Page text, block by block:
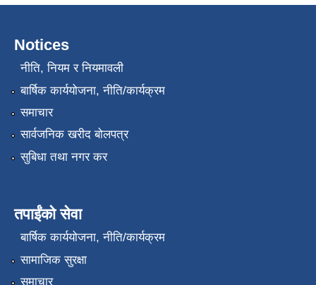
Notices
नीति, नियम र नियमावली
बार्षिक कार्ययोजना, नीति/कार्यक्रम
समाचार
सार्वजनिक खरीद बोलपत्र
सुबिधा तथा नगर कर
तपाईंको सेवा
बार्षिक कार्ययोजना, नीति/कार्यक्रम
सामाजिक सुरक्षा
समाचार